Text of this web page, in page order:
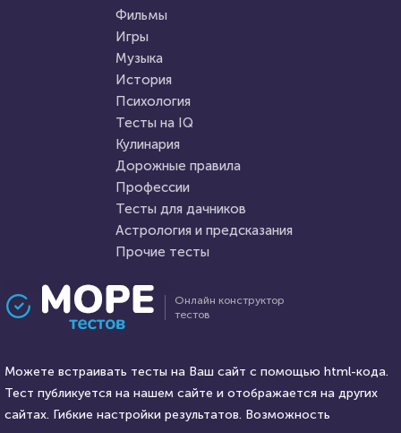
Онлайн конструктор
тестов
Можете встраивать тесты на Ваш сайт с помощью html-кода.
Тест публикуется на нашем сайте и отображается на других
сайтах. Гибкие настройки результатов. Возможность
Фильмы
Игры
Музыка
История
Психология
Тесты на IQ
Кулинария
Дорожные правила
Профессии
Тесты для дачников
Астрология и предсказания
Прочие тесты